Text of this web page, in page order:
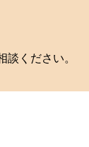
ください。